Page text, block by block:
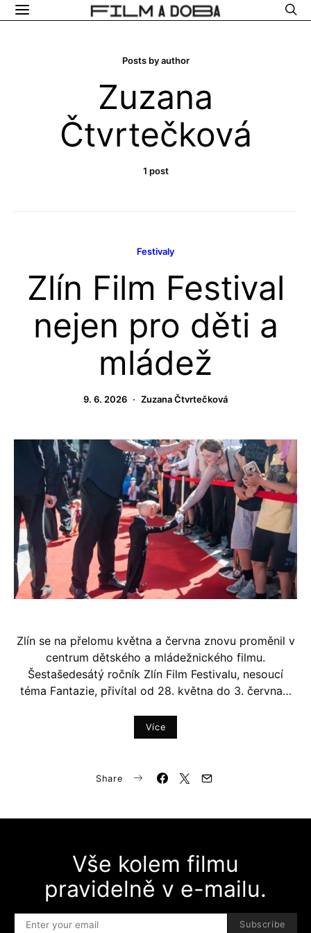
Posts by author
Zuzana
Čtvrtečková
1 post
Festivaly
Zlín Film Festival
nejen pro děti a
mládež
9. 6. 2026 Zuzana Čtvrtečková
Zlín se na přelomu května a června znovu proměnil v
centrum dětského a mládežnického filmu.
Šestašedesátý ročník Zlín Film Festivalu, nesoucí
téma Fantazie, přivítal od 28. května do 3. června…
Více
Share
Vše kolem filmu
pravidelně v e-mailu.
Subscribe